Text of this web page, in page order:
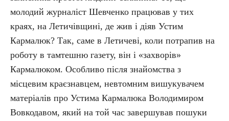
молодий журналіст Шевченко працював у тих
краях, на Летичівщині, де жив і діяв Устим
Кармалюк? Так, саме в Летичеві, коли потрапив на
роботу в тамтешню газету, він і «захворів»
Кармалюком. Особливо після знайомства з
місцевим краєзнавцем, невтомним вишукувачем
матеріалів про Устима Кармалюка Володимиром
Вовкодавом, який на той час завершував пошуки